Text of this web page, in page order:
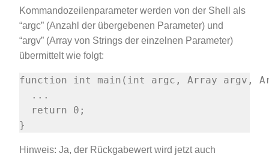
Kommandozeilenparameter werden von der Shell als
“argc” (Anzahl der übergebenen Parameter) und
“argv” (Array von Strings der einzelnen Parameter)
übermittelt wie folgt:
Hinweis: Ja, der Rückgabewert wird jetzt auch